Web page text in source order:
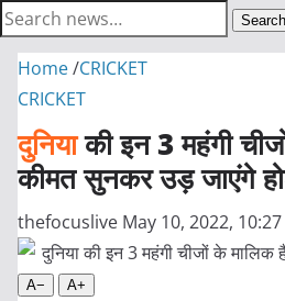
Search
Home/CRICKET
CRICKET
दुनियाकी इन 3 महंगी
कीमत सुनकर उड़ जाएंगे
thefocuslive May 10, 2022,
A− A+